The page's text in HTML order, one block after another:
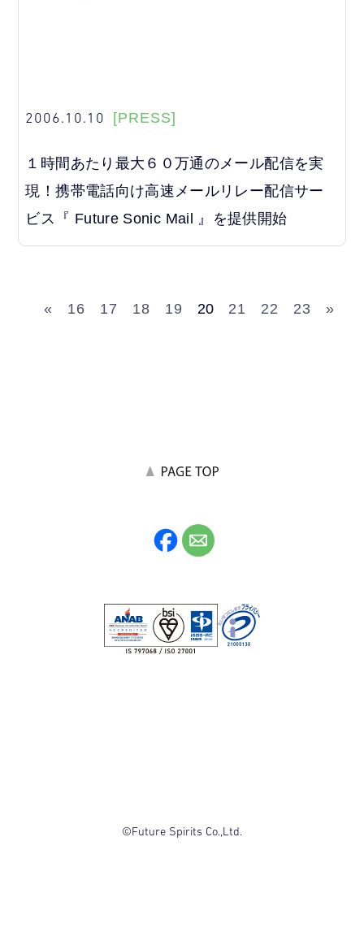
2006.10.10 [PRESS]
１時間あたり最大６０万通のメール配信を実
現！携帯電話向け高速メールリレー配信サー
ビス『 Future Sonic Mail 』を提供開始
« 16 17 18 19 20 21 22 23 »
©Future Spirits Co.,Ltd.